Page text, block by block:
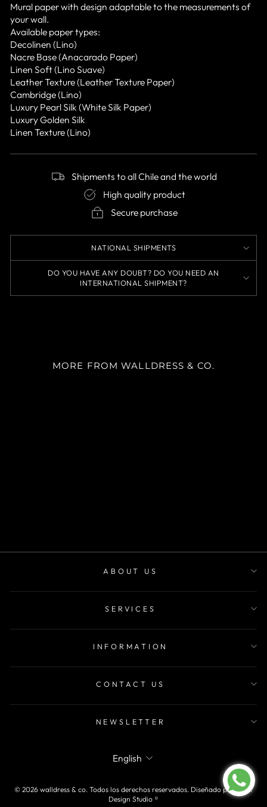
Mural paper with design adaptable to the measurements of
your wall.
Available paper types:
Decolinen (Lino)
Nacre Base (Anacarado Paper)
Linen Soft (Lino Suave)
Leather Texture (Leather Texture Paper)
Cambridge (Lino)
Luxury Pearl Silk (White Silk Paper)
Luxury Golden Silk
Linen Texture (Lino)
Shipments to all Chile and the world
High quality product
Secure purchase
NATIONAL SHIPMENTS
DO YOU HAVE ANY DOUBT? DO YOU NEED AN
INTERNATIONAL SHIPMENT?
MORE FROM WALLDRESS & CO.
ABOUT US
SERVICES
INFORMATION
CONTACT US
NEWSLETTER
LANGUAGE
English
© 2026 walldress & co. Todos los derechos reservados. Diseñado porMOR
Design Studio ®